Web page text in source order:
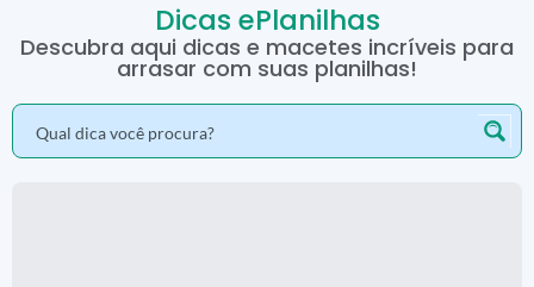
Dicas ePlanilhas
Descubra aqui dicas e macetes incríveis para
arrasar com suas planilhas!